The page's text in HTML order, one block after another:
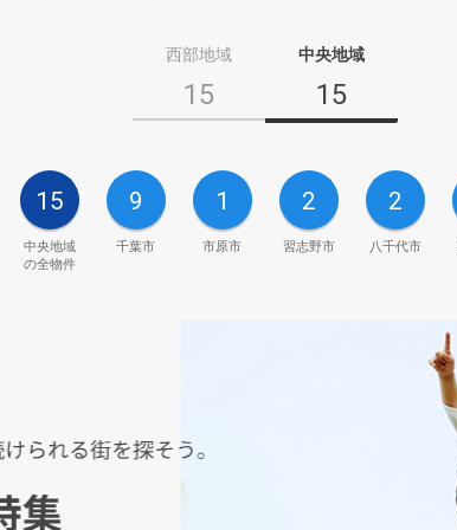
西部地域
15
中央地域
15
15
中央地域
の全物件
9
千葉市
1
市原市
2
習志野市
2
八千代市